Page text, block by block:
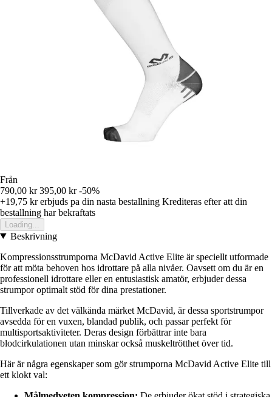
Från
790,00 kr 395,00 kr -50%
+19,75 krerbjuds pa din nasta bestallning Krediteras efter att din
bestallning har bekraftats
Loading...
Beskrivning
Kompressionsstrumporna McDavid Active Elite är speciellt utformade
för att möta behoven hos idrottare på alla nivåer. Oavsett om du är en
professionell idrottare eller en entusiastisk amatör, erbjuder dessa
strumpor optimalt stöd för dina prestationer.
Tillverkade av det välkända märket McDavid, är dessa sportstrumpor
avsedda för en vuxen, blandad publik, och passar perfekt för
multisportsaktiviteter. Deras design förbättrar inte bara
blodcirkulationen utan minskar också muskeltrötthet över tid.
Här är några egenskaper som gör strumporna McDavid Active Elite till
ett klokt val: